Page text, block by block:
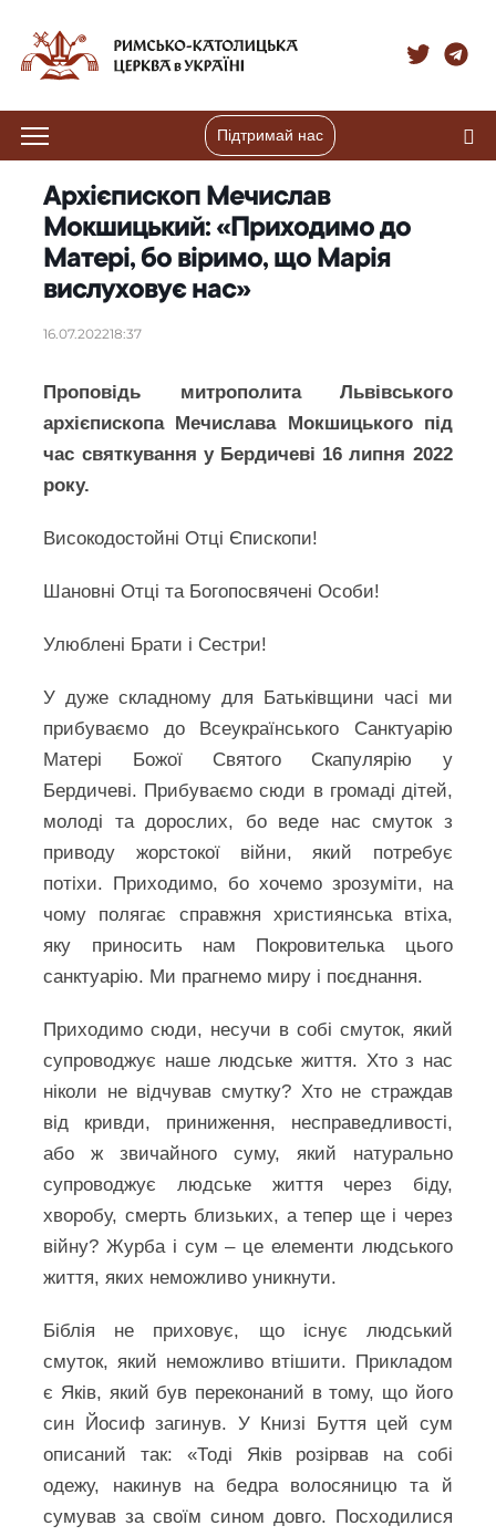
Підтримай нас
Архієпископ Мечислав
Мокшицький: «Приходимо до
Матері, бо віримо, що Марія
вислуховує нас»
16.07.202218:37
Проповідь митрополита Львівського
архієпископа Мечислава Мокшицького під
час святкування у Бердичеві 16 липня 2022
року.
Високодостойні Отці Єпископи!
Шановні Отці та Богопосвячені Особи!
Улюблені Брати і Сестри!
У дуже складному для Батьківщини часі ми
прибуваємо до Всеукраїнського Санктуарію
Матері Божої Святого Скапулярію у
Бердичеві. Прибуваємо сюди в громаді дітей,
молоді та дорослих, бо веде нас смуток з
приводу жорстокої війни, який потребує
потіхи. Приходимо, бо хочемо зрозуміти, на
чому полягає справжня християнська втіха,
яку приносить нам Покровителька цього
санктуарію. Ми прагнемо миру і поєднання.
Приходимо сюди, несучи в собі смуток, який
супроводжує наше людське життя. Хто з нас
ніколи не відчував смутку? Хто не страждав
від кривди, приниження, несправедливості,
або ж звичайного суму, який натурально
супроводжує людське життя через біду,
хворобу, смерть близьких, а тепер ще і через
війну? Журба і сум – це елементи людського
життя, яких неможливо уникнути.
Біблія не приховує, що існує людський
смуток, який неможливо втішити. Прикладом
є Яків, який був переконаний в тому, що його
син Йосиф загинув. У Книзі Буття цей сум
описаний так: «Тоді Яків розірвав на собі
одежу, накинув на бедра волосяницю та й
сумував за своїм сином довго. Посходилися